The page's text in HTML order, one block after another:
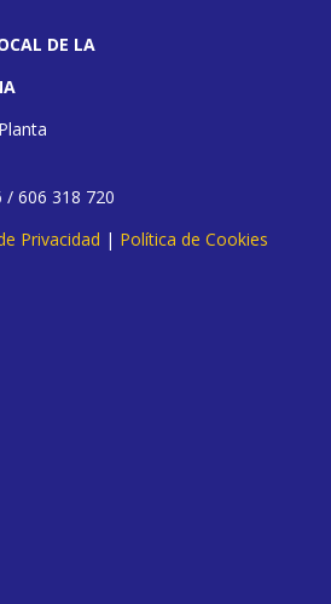
DE LA
/ 606 318 720
Privacidad | Política de Cookies